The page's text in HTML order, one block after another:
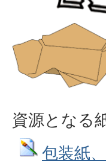
資源となる
包装紙